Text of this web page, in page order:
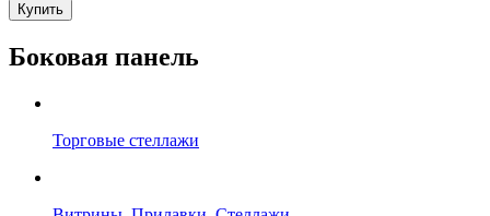
Купить
Боковая панель
Торговые стеллажи